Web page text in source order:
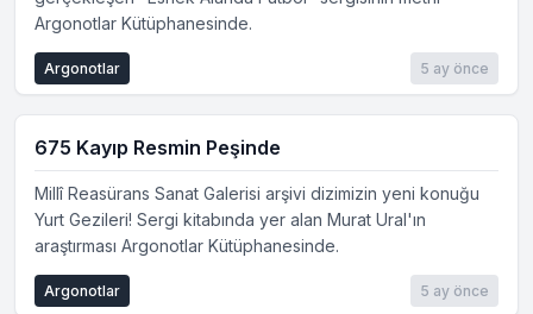
Argonotlar Kütüphanesinde.
5 ay önce
Argonotlar
675 Kayıp Resmin Peşinde
Millî Reasürans Sanat Galerisi arşivi dizimizin yeni konuğu
Yurt Gezileri! Sergi kitabında yer alan Murat Ural'ın
araştırması Argonotlar Kütüphanesinde.
5 ay önce
Argonotlar